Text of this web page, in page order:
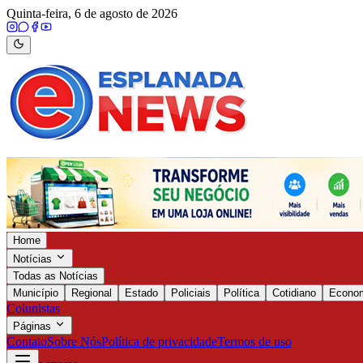
Quinta-feira, 6 de agosto de 2026
Home
Notícias
Todas as Notícias
Município
Regional Estado Policiais Política Cotidiano
Colunistas
Páginas
ContatoSobre NósPolítica de privacidadeTermos de uso